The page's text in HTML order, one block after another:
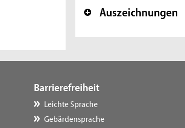
+ Auszeichnungen
Barrierefreiheit
Leichte Sprache
Gebärdensprache